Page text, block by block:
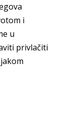
i
u
privlačiti